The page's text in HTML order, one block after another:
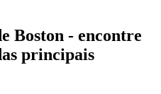
Boston - encontre
principais